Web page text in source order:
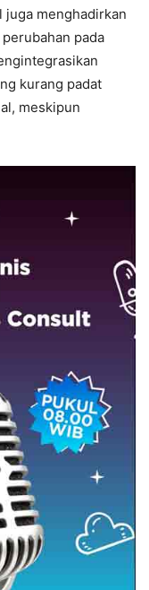
juga menghadirkan
pada
kurang padat
meskipun